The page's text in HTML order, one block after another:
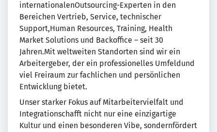
internationalenOutsourcing-Experten in den
Bereichen Vertrieb, Service, technischer
Support,Human Resources, Training, Health
Market Solutions und Backoffice – seit 30
Jahren.Mit weltweiten Standorten sind wir ein
Arbeitergeber, der ein professionelles Umfeldund
viel Freiraum zur fachlichen und persönlichen
Entwicklung bietet.
Unser starker Fokus auf Mitarbeitervielfalt und
Integrationschafft nicht nur eine einzigartige
Kultur und einen besonderen Vibe, sondernfördert